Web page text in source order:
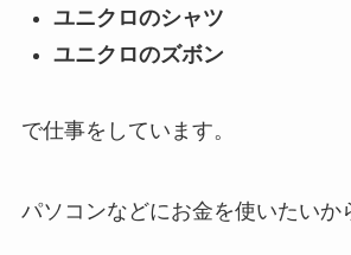
ユニクロのシャツ
ユニクロのズボン
で仕事をしています。
パソコンなどにお金を使いたいか